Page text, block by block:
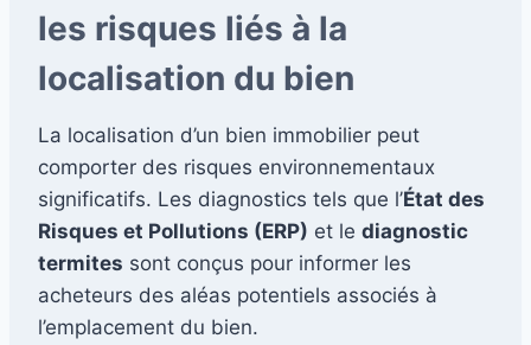
les risques liés à la
localisation du bien
La localisation d’un bien immobilier peut
comporter des risques environnementaux
significatifs. Les diagnostics tels que l’État des
Risques et Pollutions (ERP) et le diagnostic
termites sont conçus pour informer les
acheteurs des aléas potentiels associés à
l’emplacement du bien.